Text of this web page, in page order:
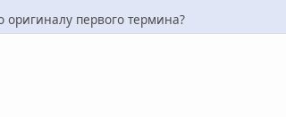
оригиналу первого термина?